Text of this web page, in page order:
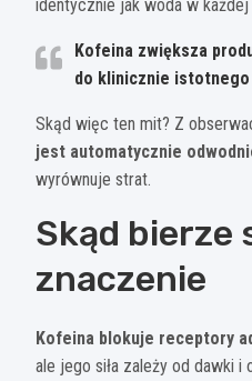
identycznie jak woda w każdej
Kofeina zwiększa
do klinicznie
Skąd więc ten mit? Z
jest automatycznie
wyrównuje strat.
Skąd bierze
znaczenie
Kofeina blokuje receptory
ale jego siła zależy od dawki